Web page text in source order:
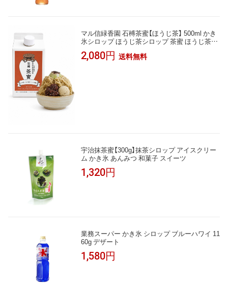
マル信緑香園 石榑茶蜜【ほうじ茶】 500ml かき
氷シロップ ほうじ茶シロップ 茶蜜 ほうじ茶ラ
テ 牛乳割り アイス・コーヒーゼリーに 保存
料・着色料・香料不使用
2,080円 送料無料
宇治抹茶蜜【300g】抹茶シロップ アイスクリー
ム かき氷 あんみつ 和菓子 スイーツ
1,320円
業務スーパー かき氷 シロップ ブルーハワイ 11
60g デザート
1,580円